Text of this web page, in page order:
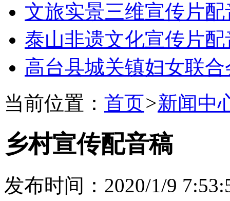
文旅实景三维宣传片
泰山非遗文化宣传片
高台县城关镇妇女联
当前位置： 首页>新闻中
乡村宣传配音稿
发布时间：2020/1/9